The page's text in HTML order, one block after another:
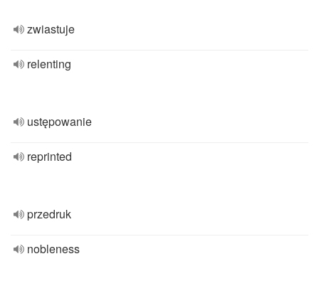
zwiastuje
relenting
ustępowanie
reprinted
przedruk
nobleness